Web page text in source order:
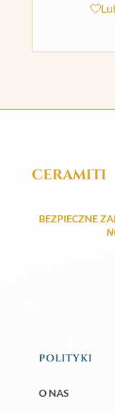
CERAMITI
BEZPIECZNE
POLITYKI
O NAS